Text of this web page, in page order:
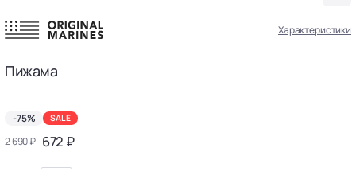
Характеристики
Пижама
-75% SALE
2 690 ₽ 672 ₽